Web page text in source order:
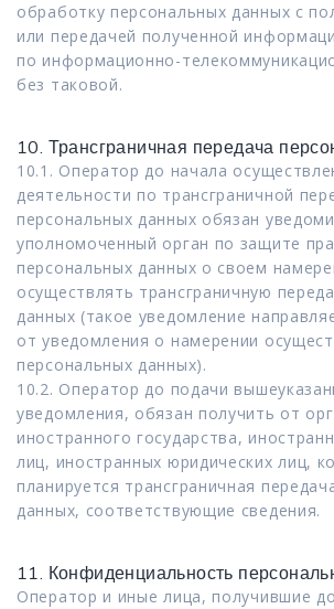
обработку персональных данных с
или передачей полученной
по информационно-
без таковой.
10. Трансграничная передача
10.1. Оператор до начала
деятельности по трансграничной
персональных данных обязан
уполномоченный орган по защите
персональных данных о своем
осуществлять трансграничную
данных (такое уведомление
от уведомления о намерении
персональных данных).
10.2. Оператор до подачи
уведомления, обязан получить от
иностранного государства,
лиц, иностранных юридических лиц,
планируется трансграничная
данных, соответствующие сведения.
11. Конфиденциальность
Оператор и иные лица, получившие